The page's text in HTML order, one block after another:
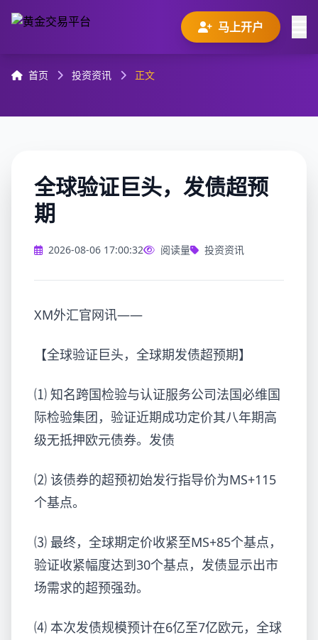
马上开户
首页 投资资讯 正文
全球验证巨头，发债超预
期
2026-08-06 17:00:32 阅读量 投资资讯
XM外汇官网讯——
【全球验证巨头，全球期发债超预期】
⑴ 知名跨国检验与认证服务公司法国必维国
际检验集团，验证近期成功定价其八年期高
级无抵押欧元债券。发债
⑵ 该债券的超预初始发行指导价为MS+115
个基点。
⑶ 最终，全球期定价收紧至MS+85个基点，
验证收紧幅度达到30个基点，发债显示出市
场需求的超预强劲。
⑷ 本次发债规模预计在6亿至7亿欧元，全球